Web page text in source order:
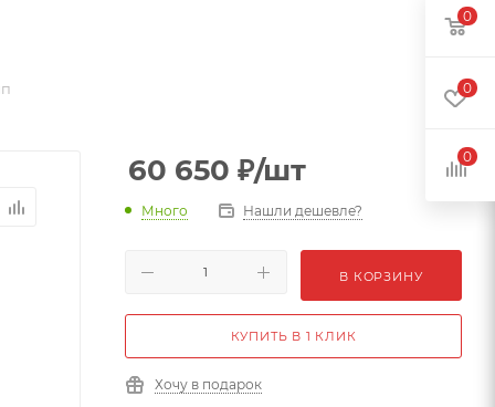
60 650 ₽/шт
Много Нашли дешевле?
В КОРЗИНУ
КУПИТЬ В 1 КЛИК
Хочу в подарок
0
0
0